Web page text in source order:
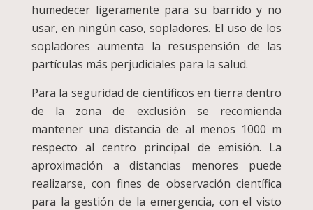
humedecer ligeramente para su barrido y no
usar, en ningún caso, sopladores. El uso de los
sopladores aumenta la resuspensión de las
partículas más perjudiciales para la salud.
Para la seguridad de científicos en tierra dentro
de la zona de exclusión se recomienda
mantener una distancia de al menos 1000 m
respecto al centro principal de emisión. La
aproximación a distancias menores puede
realizarse, con fines de observación científica
para la gestión de la emergencia, con el visto